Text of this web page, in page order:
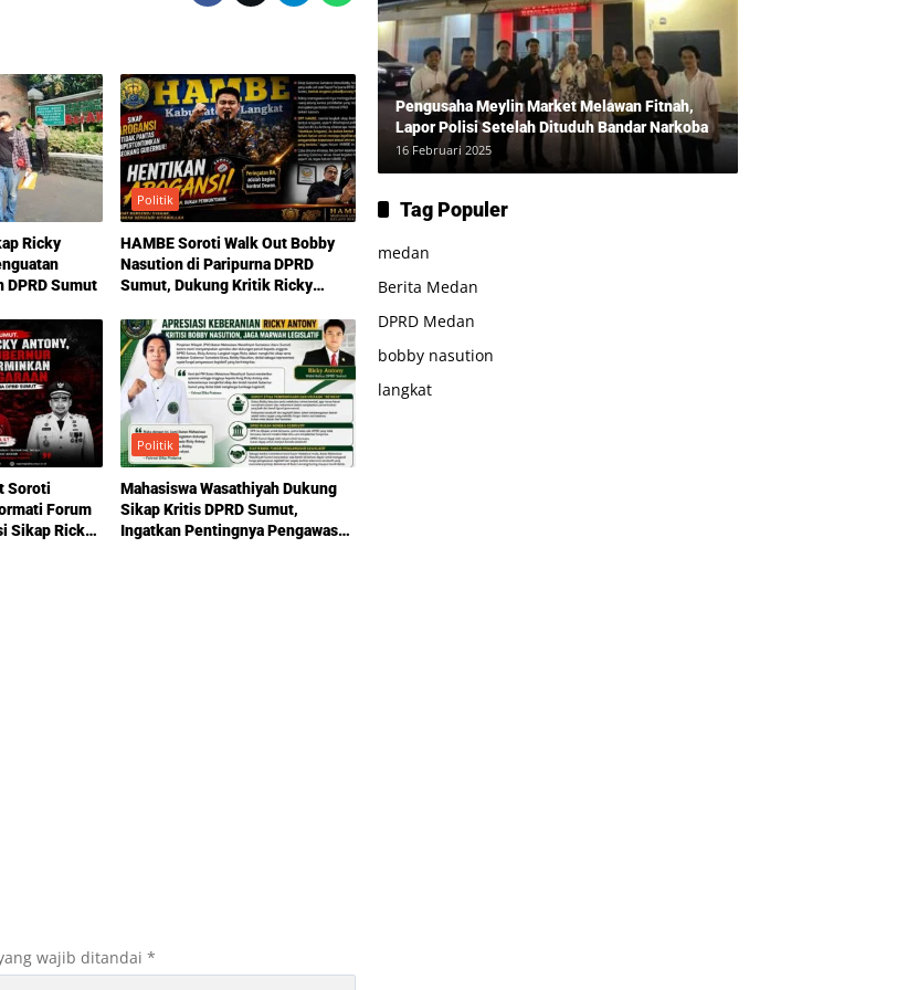
Ricky
DPRD Sumut
Politik
HAMBE Soroti Walk Out Bobby
Nasution di Paripurna DPRD
Sumut, Dukung Kritik Ricky
Soroti
Forum
Sikap Ricky
Politik
Mahasiswa Wasathiyah Dukung
Sikap Kritis DPRD Sumut,
Ingatkan Pentingnya Pengawasan
wajib ditandai *
Pengusaha Meylin Market Melawan Fitnah,
Lapor Polisi Setelah Dituduh Bandar Narkoba
16 Februari 2025
Tag Populer
medan
Berita Medan
DPRD Medan
bobby nasution
langkat